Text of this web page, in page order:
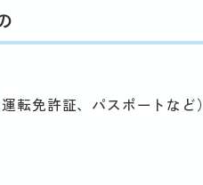
転免許証、パスポートなど）